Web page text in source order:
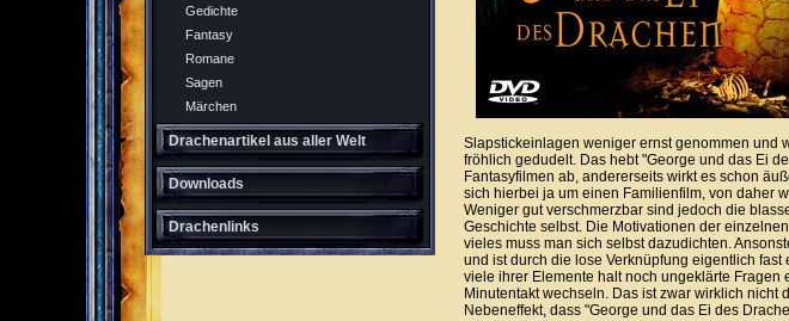
Gedichte
Fantasy
Romane
Sagen
Märchen
Drachenartikel aus aller Welt
Downloads
Drachenlinks
Slapstickeinlagen weniger ernst genommen und
fröhlich gedudelt. Das hebt "George und das Ei
Fantasyfilmen ab, andererseits wirkt es schon
sich hierbei ja um einen Familienfilm, von daher
Weniger gut verschmerzbar sind jedoch die
Geschichte selbst. Die Motivationen der
vieles muss man sich selbst dazudichten.
und ist durch die lose Verknüpfung eigentlich
viele ihrer Elemente halt noch ungeklärte
Minutentakt wechseln. Das ist zwar wirklich nicht
Nebeneffekt, dass "George und das Ei des